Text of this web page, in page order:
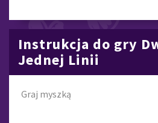
Instrukcja do gry
Jednej Linii
Graj myszką